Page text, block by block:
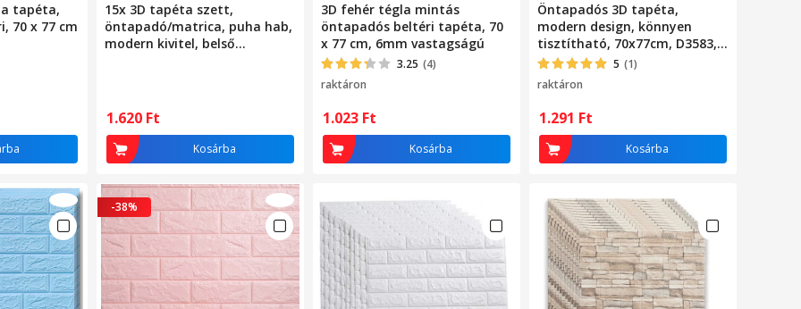
tapéta,
70 x 77 cm
15x 3D tapéta szett,
öntapadó/matrica, puha hab,
modern kivitel, belső
sötétbarna fa, Selling Depot
1.620 Ft
Kosárba
3D fehér tégla mintás
öntapadós beltéri tapéta, 70
x 77 cm, 6mm vastagságú
3.25 (4)
raktáron
1.023 Ft
Kosárba
Öntapadós 3D tapéta,
modern design, könnyen
tisztítható, 70x77cm, D3583,
tégla mintás, barna/krém
5 (1)
raktáron
1.291 Ft
Kosárba
-38%